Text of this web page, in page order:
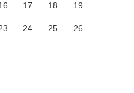
17 18 19
24 25 26